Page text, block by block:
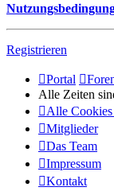
Registrieren
Portal
Alle Zeiten
Alle Cookies
Mitglieder
Das Team
Impressum
Kontakt